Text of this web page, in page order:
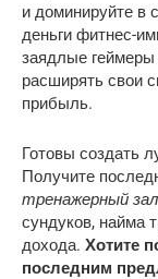
и доминируйте в
деньги фитнес-
заядлые геймеры
расширять свои
прибыль.
Готовы создать
Получите
тренажерный зал
сундуков, найма
дохода. Хотите
последним